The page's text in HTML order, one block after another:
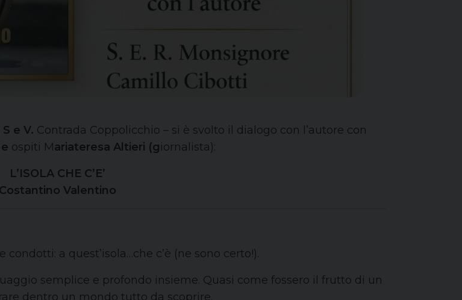
e V. Contrada Coppolicchio – si è svolto il dialogo con l’autore con
ospiti Mariateresa Altieri (giornalista):
L’ISOLA CHE C’E’
Costantino Valentino
a quest’isola…che c’è (ne sono certo!).
semplice e profondo insieme. Quasi come fossero il frutto di un
dentro un mondo tutto da scoprire.